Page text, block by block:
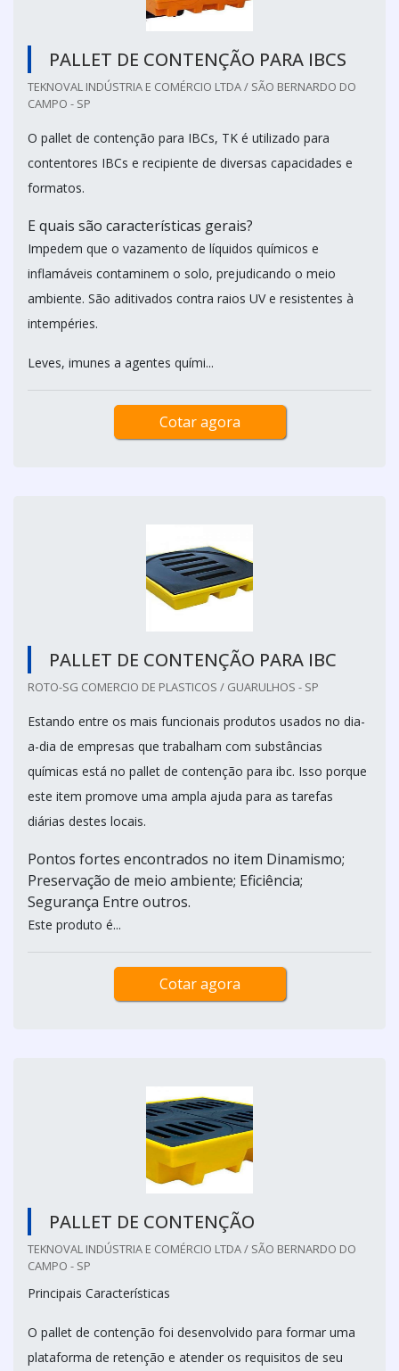
PALLET DE CONTENÇÃO PARA IBCS
TEKNOVAL INDÚSTRIA E COMÉRCIO LTDA / SÃO BERNARDO DO
CAMPO - SP
O pallet de contenção para IBCs, TK é utilizado para
contentores IBCs e recipiente de diversas capacidades e
formatos.
E quais são características gerais?
Impedem que o vazamento de líquidos químicos e
inflamáveis contaminem o solo, prejudicando o meio
ambiente. São aditivados contra raios UV e resistentes à
intempéries.
Leves, imunes a agentes quími...
Cotar agora
PALLET DE CONTENÇÃO PARA IBC
ROTO-SG COMERCIO DE PLASTICOS / GUARULHOS - SP
Estando entre os mais funcionais produtos usados no dia-
a-dia de empresas que trabalham com substâncias
químicas está no pallet de contenção para ibc. Isso porque
este item promove uma ampla ajuda para as tarefas
diárias destes locais.
Pontos fortes encontrados no item Dinamismo;
Preservação de meio ambiente; Eficiência;
Segurança Entre outros.
Este produto é...
Cotar agora
PALLET DE CONTENÇÃO
TEKNOVAL INDÚSTRIA E COMÉRCIO LTDA / SÃO BERNARDO DO
CAMPO - SP
Principais Características
O pallet de contenção foi desenvolvido para formar uma
plataforma de retenção e atender os requisitos de seu